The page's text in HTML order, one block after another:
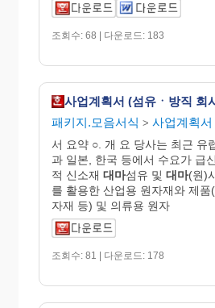
조회수: 68 | 다운로드: 183
사업계획서 (섬유ㆍ방직 회
패키지.모음서식 > 사업계획서
서 요약 ○. 개 요 당사는 최근 유
과 일본, 한국 등에서 수요가 급
적 신소재 대마섬유 및 대마(원)
를 활용한 산업용 원자재와 제
자재 등) 및 의류용 원자
조회수: 81 | 다운로드: 178